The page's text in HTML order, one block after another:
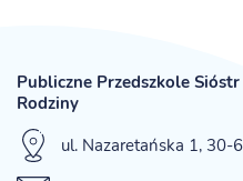
Publiczne Przedszkole
Rodziny
ul. Nazaretańska 1, 30-